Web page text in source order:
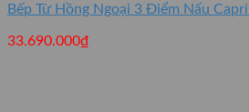
Bếp Từ Hồng Ngoại 3 Điểm Nấu
33.690.000₫